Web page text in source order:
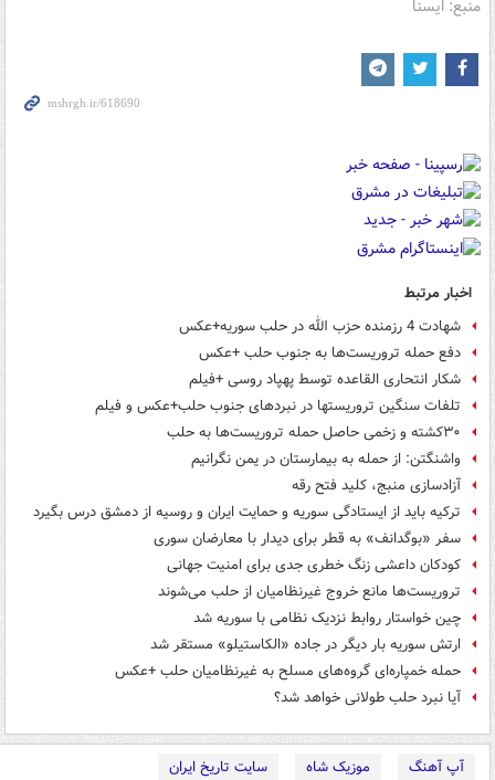
منبع: ایسنا
اخبار مرتبط
شهادت 4 رزمنده حزب الله در حلب سوریه+عکس
دفع حمله تروریست‌ها به جنوب حلب +عکس
شکار انتحاری القاعده توسط پهپاد روسی +فیلم
تلفات سنگین تروریستها در نبردهای جنوب حلب+عکس و فیلم
۳۰کشته و زخمی حاصل حمله تروریست‌ها به حلب
واشنگتن: از حمله به بیمارستان در یمن نگرانیم
آزادسازی منبج، کلید فتح رقه
ترکیه باید از ایستادگی سوریه و حمایت ایران و روسیه از دمشق درس بگیرد
سفر «بوگدانف» به قطر برای دیدار با معارضان سوری
کودکان داعشی زنگ خطری جدی برای امنیت جهانی
تروریست‌ها مانع خروج غیرنظامیان از حلب می‌شوند
چین خواستار روابط نزدیک نظامی با سوریه شد
ارتش سوریه بار دیگر در جاده «الکاستیلو» مستقر شد
حمله خمپاره‌ای گروه‌های مسلح به غیرنظامیان حلب +عکس
آیا نبرد حلب طولانی خواهد شد؟
آپ آهنگ موزیک شاه
سایت تاریخ ایران